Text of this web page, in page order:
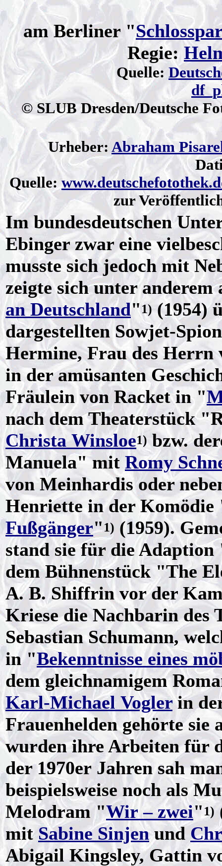
am Berliner "
Regie:
Quelle:
© SLUB Dresden/Deutsche
Urheber: Abraham
Quelle:
zur
Im bundesdeutschen
Ebinger zwar eine
musste sich jedoch mit
zeigte sich unter
an Deutschland"1)(1954)
dargestellten Sowjet-
Hermine, Frau des Herrn
in der amüsanten
Fräulein von Racket in "
nach dem Theaterstück
Christa Winsloe1)bzw.
Manuela" mit Romy
von Meinhardis oder
Henriette in der Komödie
Fußgänger" 1) (1959).
stand sie für die Adaption
dem Bühnenstück "The
A. B. Shiffrin vor der
Kriese die Nachbarin des
Sebastian Schumann,
in "Bekenntnisse eines
dem gleichnamigem
Karl-Michael Voglerin
Frauenhelden gehörte sie
wurden ihre Arbeiten für
der 1970er Jahren sah
beispielsweise noch als
Melodram "Wir – zwei" 1)
mit Sabine Sinjenund
Abigail Kingsley, Gattin